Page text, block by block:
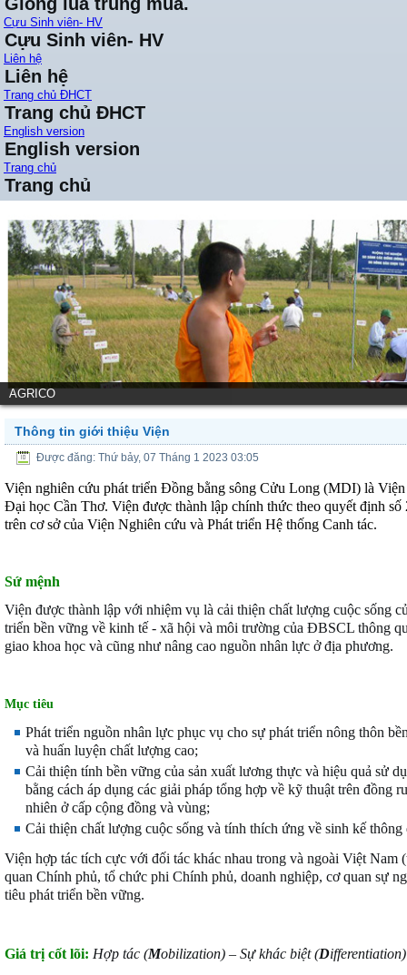
Cựu Sinh viên- HV
Cựu Sinh viên- HV
Liên hệ
Liên hệ
Trang chủ ĐHCT
Trang chủ ĐHCT
English version
English version
Trang chủ
Trang chủ
AGRICO
Thông tin giới thiệu Viện
Được đăng: Thứ bảy, 07 Tháng 1 2023 03:05
Viện nghiên cứu phát triển Đồng bằng sông Cửu Long (MDI) là
Đại học Cần Thơ. Viện được thành lập chính thức theo quyết định
trên cơ sở của Viện Nghiên cứu và Phát triển Hệ thống Canh tác.
Sứ mệnh
Viện được thành lập với nhiệm vụ là cải thiện chất lượng cuộc sống
triển bền vững về kinh tế - xã hội và môi trường của ĐBSCL thông
giao khoa học và cũng như nâng cao nguồn nhân lực ở địa phương.
Mục tiêu
Phát triển nguồn nhân lực phục vụ cho sự phát triển nông thôn
và huấn luyện chất lượng cao;
Cải thiện tính bền vững của sản xuất lương thực và hiệu quả sử
bằng cách áp dụng các giải pháp tổng hợp về kỹ thuật trên đồng
nhiên ở cấp cộng đồng và vùng;
Cải thiện chất lượng cuộc sống và tính thích ứng về sinh kế
Viện hợp tác tích cực với đối tác khác nhau trong và ngoài Việt Nam
quan Chính phủ, tổ chức phi Chính phủ, doanh nghiệp, cơ quan sự
tiêu phát triển bền vững.
Giá trị cốt lõi: Hợp tác (Mobilization) – Sự khác biệt (D